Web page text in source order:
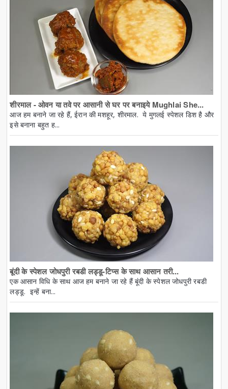
शीरमाल - ओवन या तवे पर आसानी से घर पर बनाइये Mughlai She...
आज हम बनाने जा रहे हैं, ईरान की मशहूर, शीरमाल. ये मुगलई स्पेशल डिश है और
इसे बनाना बहुत ह...
बूंदी के स्पेशल जोधपुरी रबडी लड्डू-टिप्स के साथ आसान तरी...
एक आसान विधि के साथ आज हम बनाने जा रहे हैं बूंदी के स्पेशल जोधपुरी रबडी
लड्डू. इन्हें बना...